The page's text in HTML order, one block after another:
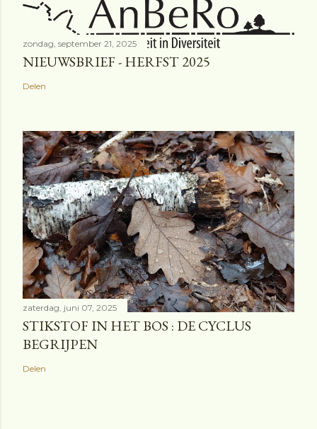
zondag, september 21, 2025
NIEUWSBRIEF - HERFST 2025
Delen
zaterdag, juni 07, 2025
STIKSTOF IN HET BOS : DE CYCLUS
BEGRIJPEN
Delen